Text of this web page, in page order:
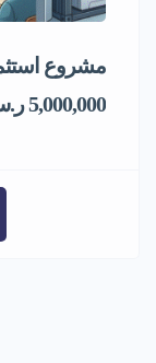
مشروع
5,000,000 ر.س